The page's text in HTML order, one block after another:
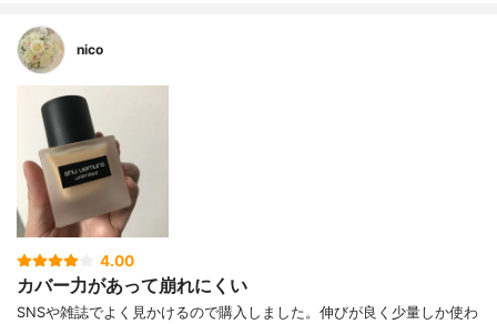
nico
4.00
カバー力があって崩れにくい
SNSや雑誌でよく見かけるので購入しました。伸びが良く少量しか使わ